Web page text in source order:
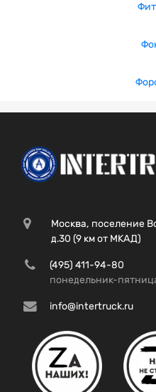
Москва, поселение
д.30 (9 км от МКАД)
(495) 411-94-80
понедельник-
info@intertruck.ru